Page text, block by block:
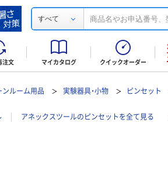
すべて
注文 マイカタログ クイックオーダー
ンルーム用品 実験器具・小物 ピンセット
アネックスツールのピンセットを全て見る